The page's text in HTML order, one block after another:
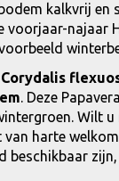
kalkvrij
voorjaar-najaar
Corydalis
. Deze
Wilt
van harte
beschikbaar